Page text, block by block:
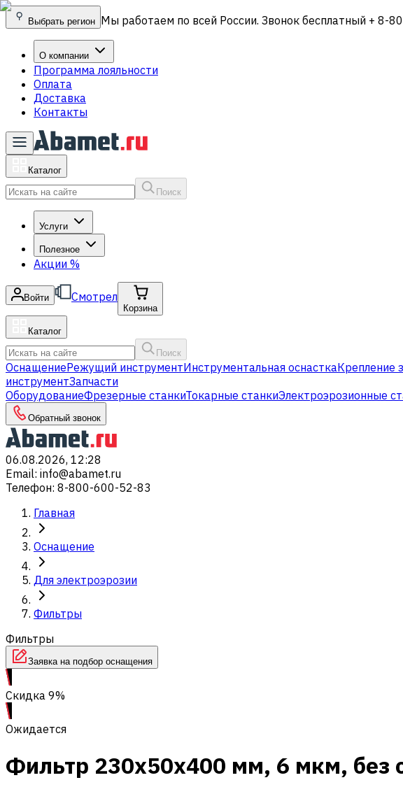
Выбрать регион Мы работаем по всей России. Звонок бесплатный + 8-
О компании
Программа лояльности
Оплата
Доставка
Контакты
Каталог
Поиск
Услуги
Полезное
Акции %
Войти Смотрел
Корзина
Каталог
Поиск
ОснащениеРежущий инструментИнструментальная оснасткаКрепление
инструментЗапчасти
ОборудованиеФрезерные станкиТокарные станкиЭлектроэрозионные
Обратный звонок
06.08.2026, 12:28
Email: info@abamet.ru
Телефон: 8-800-600-52-83
Главная
Оснащение
Для электроэрозии
Фильтры
Фильтры
Заявка на подбор оснащения
Скидка 9%
Ожидается
Фильтр 230x50x400 мм, 6 мкм, без